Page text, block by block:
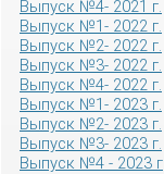
Выпуск №4- 2021 г.
Выпуск №1- 2022 г.
Выпуск №2- 2022 г.
Выпуск №3- 2022 г.
Выпуск №4- 2022 г.
Выпуск №1- 2023 г.
Выпуск №2- 2023 г.
Выпуск №3- 2023 г.
Выпуск №4 - 2023 г